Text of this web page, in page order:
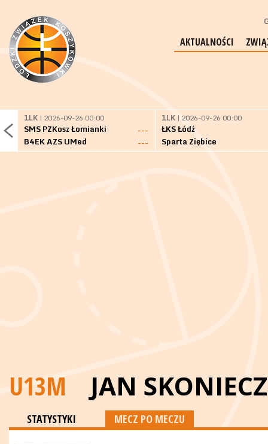
AKTUALNOŚCI
1LK | 2026-09-26 00:00
SMS PZKosz Łomianki
---
B4EK AZS UMed
---
1LK | 2026-09-26 00:00
ŁKS Łódź
Sparta Ziębice
U13M JAN
STATYSTYKI MECZ PO MECZU